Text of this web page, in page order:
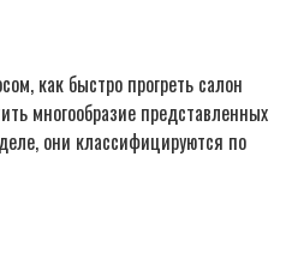
как быстро прогреть салон
многообразие представленных
они классифицируются по